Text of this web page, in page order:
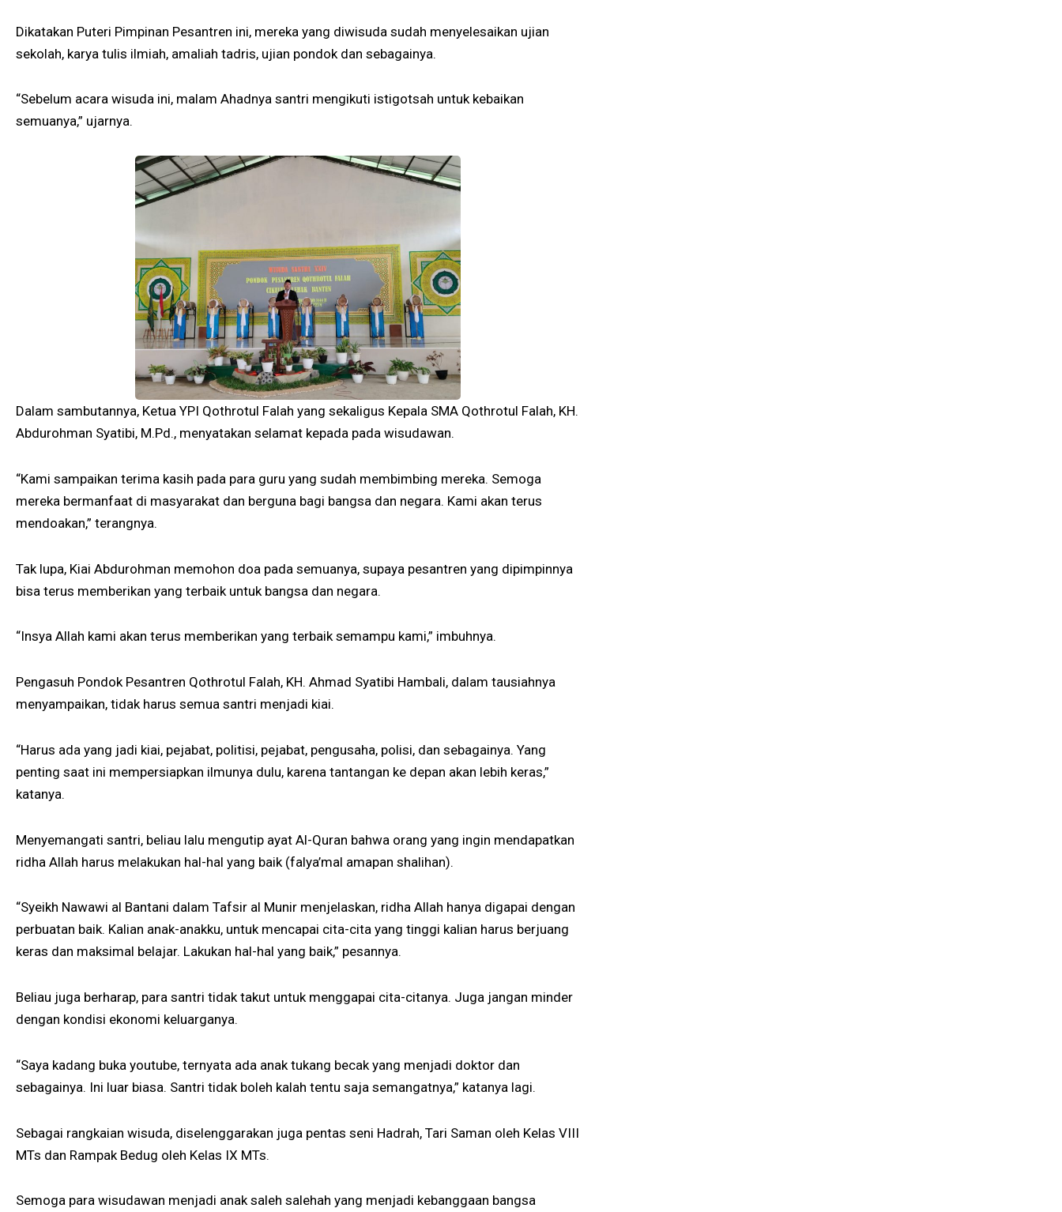
Dikatakan Puteri Pimpinan Pesantren ini, mereka yang diwisuda sudah menyelesaikan ujian
sekolah, karya tulis ilmiah, amaliah tadris, ujian pondok dan sebagainya.
“Sebelum acara wisuda ini, malam Ahadnya santri mengikuti istigotsah untuk kebaikan
semuanya,” ujarnya.
Dalam sambutannya, Ketua YPI Qothrotul Falah yang sekaligus Kepala SMA Qothrotul Falah, KH.
Abdurohman Syatibi, M.Pd., menyatakan selamat kepada pada wisudawan.
“Kami sampaikan terima kasih pada para guru yang sudah membimbing mereka. Semoga
mereka bermanfaat di masyarakat dan berguna bagi bangsa dan negara. Kami akan terus
mendoakan,” terangnya.
Tak lupa, Kiai Abdurohman memohon doa pada semuanya, supaya pesantren yang dipimpinnya
bisa terus memberikan yang terbaik untuk bangsa dan negara.
“Insya Allah kami akan terus memberikan yang terbaik semampu kami,” imbuhnya.
Pengasuh Pondok Pesantren Qothrotul Falah, KH. Ahmad Syatibi Hambali, dalam tausiahnya
menyampaikan, tidak harus semua santri menjadi kiai.
“Harus ada yang jadi kiai, pejabat, politisi, pejabat, pengusaha, polisi, dan sebagainya. Yang
penting saat ini mempersiapkan ilmunya dulu, karena tantangan ke depan akan lebih keras,”
katanya.
Menyemangati santri, beliau lalu mengutip ayat Al-Quran bahwa orang yang ingin mendapatkan
ridha Allah harus melakukan hal-hal yang baik (falya’mal amapan shalihan).
“Syeikh Nawawi al Bantani dalam Tafsir al Munir menjelaskan, ridha Allah hanya digapai dengan
perbuatan baik. Kalian anak-anakku, untuk mencapai cita-cita yang tinggi kalian harus berjuang
keras dan maksimal belajar. Lakukan hal-hal yang baik,” pesannya.
Beliau juga berharap, para santri tidak takut untuk menggapai cita-citanya. Juga jangan minder
dengan kondisi ekonomi keluarganya.
“Saya kadang buka youtube, ternyata ada anak tukang becak yang menjadi doktor dan
sebagainya. Ini luar biasa. Santri tidak boleh kalah tentu saja semangatnya,” katanya lagi.
Sebagai rangkaian wisuda, diselenggarakan juga pentas seni Hadrah, Tari Saman oleh Kelas VIII
MTs dan Rampak Bedug oleh Kelas IX MTs.
Semoga para wisudawan menjadi anak saleh salehah yang menjadi kebanggaan bangsa